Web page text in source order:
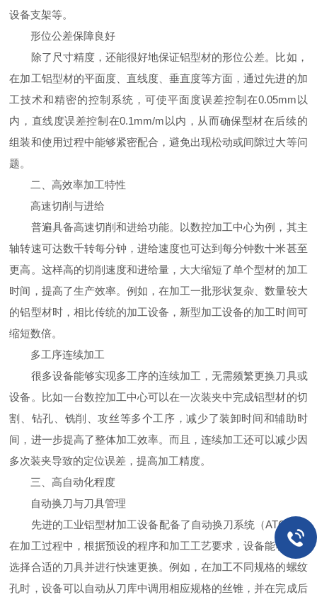
设备支架等。
形位公差保障良好
除了尺寸精度，还能很好地保证铝型材的形位公差。比如，
在加工铝型材的平面度、直线度、垂直度等方面，通过先进的加
工技术和精密的控制系统，可使平面度误差控制在0.05mm以
内，直线度误差控制在0.1mm/m以内，从而确保型材在后续的
组装和使用过程中能够紧密配合，避免出现松动或间隙过大等问
题。
二、高效率加工特性
高速切削与进给
普遍具备高速切削和进给功能。以数控加工中心为例，其主
轴转速可达数千转每分钟，进给速度也可达到每分钟数十米甚至
更高。这样高的切削速度和进给量，大大缩短了单个型材的加工
时间，提高了生产效率。例如，在加工一批形状复杂、数量较大
的铝型材时，相比传统的加工设备，新型加工设备的加工时间可
缩短数倍。
多工序连续加工
很多设备能够实现多工序的连续加工，无需频繁更换刀具或
设备。比如一台数控加工中心可以在一次装夹中完成铝型材的切
割、钻孔、铣削、攻丝等多个工序，减少了装卸时间和辅助时
间，进一步提高了整体加工效率。而且，连续加工还可以减少因
多次装夹导致的定位误差，提高加工精度。
三、高自动化程度
自动换刀与刀具管理
先进的工业铝型材加工设备配备了自动换刀系统（ATC）。
在加工过程中，根据预设的程序和加工工艺要求，设备能够自动
选择合适的刀具并进行快速更换。例如，在加工不同规格的螺纹
孔时，设备可以自动从刀库中调用相应规格的丝锥，并在完成后